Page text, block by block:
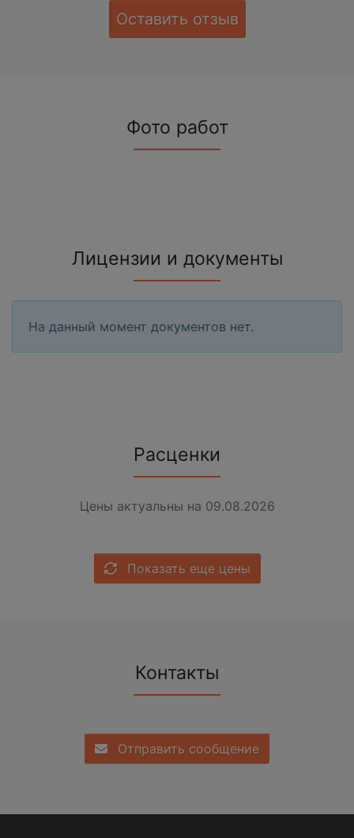
Оставить отзыв
Фото работ
Лицензии и документы
На данный момент документов нет.
Расценки
Цены актуальны на 09.08.2026
Показать еще цены
Контакты
Отправить сообщение